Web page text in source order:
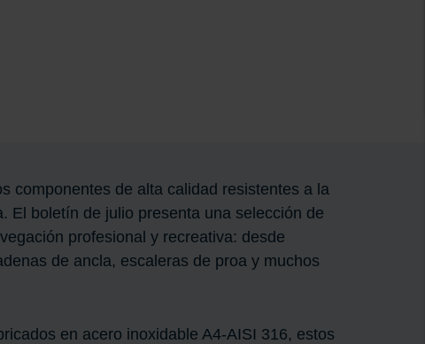
componentes de alta calidad resistentes a la
El boletín de julio presenta una selección de
profesional y recreativa: desde
de ancla, escaleras de proa y muchos
en acero inoxidable A4-AISI 316, estos